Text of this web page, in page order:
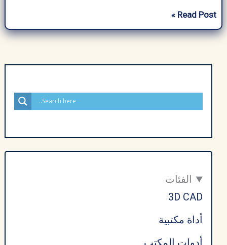
تحميل
برنامج
درايفر
Booster
–
أحدث
2026
Read Post »
الفئات
3D CAD
أداة مكتبية
أدوات المكتب